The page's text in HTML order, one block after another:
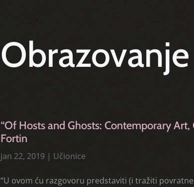
Obrazovanje
“Of Hosts and Ghosts: Contemporary
Fortin
jan 22, 2019| Učionice
“U ovom ću razgovoru predstaviti (i tražiti